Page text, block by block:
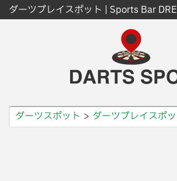
ダーツプレイスポット | Sports Bar
ダーツスポット ダーツプレイスポ